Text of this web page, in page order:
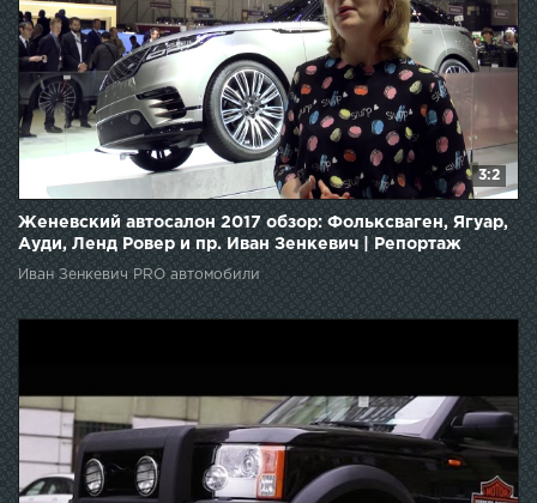
3:2
Женевский автосалон 2017 обзор: Фольксваген, Ягуар,
Ауди, Ленд Ровер и пр. Иван Зенкевич | Репортаж
Иван Зенкевич PRO автомобили